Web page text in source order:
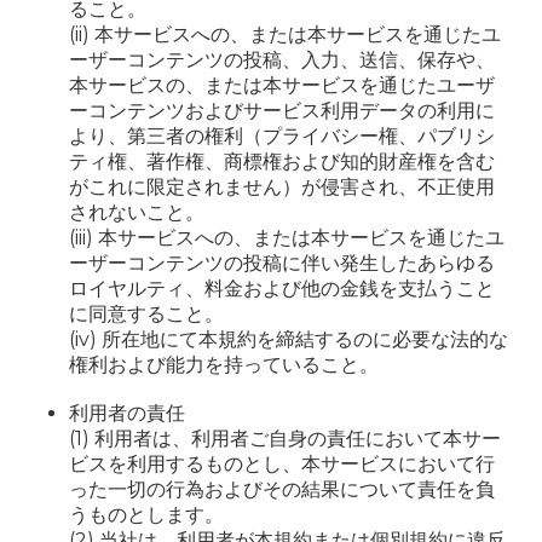
ること。
(ii) 本サービスへの、または本サービスを通じたユ
ーザーコンテンツの投稿、入力、送信、保存や、
本サービスの、または本サービスを通じたユーザ
ーコンテンツおよびサービス利用データの利用に
より、第三者の権利（プライバシー権、パブリシ
ティ権、著作権、商標権および知的財産権を含む
がこれに限定されません）が侵害され、不正使用
されないこと。
(iii) 本サービスへの、または本サービスを通じたユ
ーザーコンテンツの投稿に伴い発生したあらゆる
ロイヤルティ、料金および他の金銭を支払うこと
に同意すること。
(iv) 所在地にて本規約を締結するのに必要な法的な
権利および能力を持っていること。
利用者の責任
(1) 利用者は、利用者ご自身の責任において本サー
ビスを利用するものとし、本サービスにおいて行
った一切の行為およびその結果について責任を負
うものとします。